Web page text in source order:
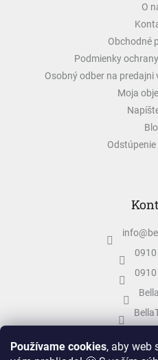
Používame cookies, aby web
O
Obchodné
Podmienky
Osobný odber na predajni
Moja
info@
0910
0910